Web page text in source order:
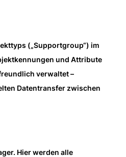
(„Supportgroup“) im
und Attribute
verwaltet –
Datentransfer zwischen
Hier werden alle